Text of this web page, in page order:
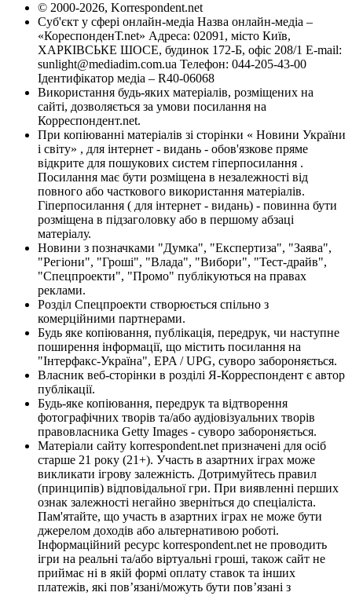
© 2000-2026, Korrespondent.net
Суб'єкт у сфері онлайн-медіа Назва онлайн-медіа –
«КореспонденТ.net» Адреса: 02091, місто Київ,
ХАРКІВСЬКЕ ШОСЕ, будинок 172-Б, офіс 208/1 E-mail:
sunlight@mediadim.com.ua Телефон: 044-205-43-00
Ідентифікатор медіа – R40-06068
Використання будь-яких матеріалів, розміщених на
сайті, дозволяється за умови посилання на
Корреспондент.net.
При копіюванні матеріалів зі сторінки « Новини України
і світу» , для інтернет - видань - обов'язкове пряме
відкрите для пошукових систем гіперпосилання .
Посилання має бути розміщена в незалежності від
повного або часткового використання матеріалів.
Гіперпосилання ( для інтернет - видань) - повинна бути
розміщена в підзаголовку або в першому абзаці
матеріалу.
Новини з позначками "Думка", "Експертиза", "Заява",
"Регіони", "Гроші", "Влада", "Вибори", "Тест-драйв",
"Спецпроекти", "Промо" публікуються на правах
реклами.
Розділ Спецпроекти створюється спільно з
комерційними партнерами.
Будь яке копіювання, публікація, передрук, чи наступне
поширення інформації, що містить посилання на
"Інтерфакс-Україна", EPA / UPG, суворо забороняється.
Власник веб-сторінки в розділі Я-Корреспондент є автор
публікації.
Будь-яке копіювання, передрук та відтворення
фотографічних творів та/або аудіовізуальних творів
правовласника Getty Images - суворо забороняється.
Матеріали сайту korrespondent.net призначені для осіб
старше 21 року (21+). Участь в азартних іграх може
викликати ігрову залежність. Дотримуйтесь правил
(принципів) відповідальної гри. При виявленні перших
ознак залежності негайно зверніться до спеціаліста.
Пам'ятайте, що участь в азартних іграх не може бути
джерелом доходів або альтернативою роботі.
Інформаційний ресурс korrespondent.net не проводить
ігри на реальні та/або віртуальні гроші, також сайт не
приймає ні в якій формі оплату ставок та інших
платежів, які пов’язані/можуть бути пов’язані з